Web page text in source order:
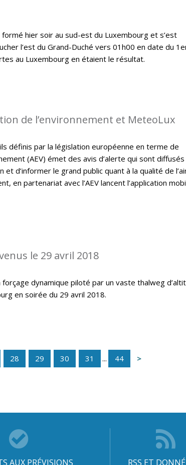
hier soir au sud-est du Luxembourg et s’est
l’est du Grand-Duché vers 01h00 en date du
au Luxembourg en étaient le résultat.
de l’environnement et MeteoLux
définis par la législation européenne en terme de
(AEV) émet des avis d’alerte qui sont
et d’informer le grand public quant à la qualité de
en partenariat avec l’AEV lancent l’application
le 29 avril 2018
dynamique piloté par un vaste thalweg
en soirée du 29 avril 2018.
28 29 30 31 ... 44
AUX PRÉVISIONS RSS ET